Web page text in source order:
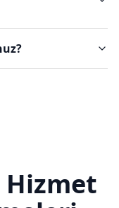
Hizmet